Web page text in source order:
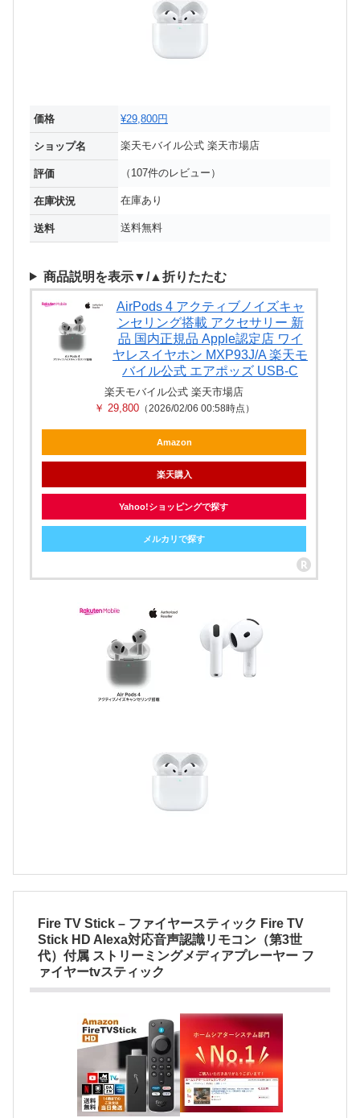
価格 ¥29,800円
ショップ名 楽天モバイル公式 楽天市場店
評価 （107件のレビュー）
在庫状況 在庫あり
送料 送料無料
商品説明を表示▼/▲折りたたむ
AirPods 4 アクティブノイズキャ
ンセリング搭載 アクセサリー 新
品 国内正規品 Apple認定店 ワイ
ヤレスイヤホン MXP93J/A 楽天モ
バイル公式 エアポッズ USB-C
楽天モバイル公式 楽天市場店
￥ 29,800（2026/02/06 00:58時点）
Amazon
楽天購入
Yahoo!ショッピングで探す
メルカリで探す
Fire TV Stick – ファイヤースティック Fire TV
Stick HD Alexa対応音声認識リモコン（第3世
代）付属 ストリーミングメディアプレーヤー フ
ァイヤーtvスティック